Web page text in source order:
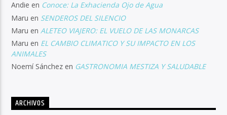
Andie en Conoce: La Exhacienda Ojo de Agua
Maru en SENDEROS DEL SILENCIO
Maru en ALETEO VIAJERO: EL VUELO DE LAS MONARCAS
Maru en EL CAMBIO CLIMATICO Y SU IMPACTO EN LOS
ANIMALES
Noemí Sánchez en GASTRONOMIA MESTIZA Y SALUDABLE
ARCHIVOS